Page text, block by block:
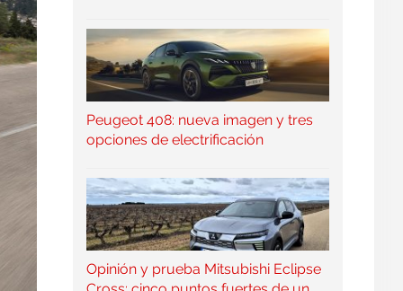
Peugeot 408: nueva imagen y tres
opciones de electrificación
Opinión y prueba Mitsubishi Eclipse